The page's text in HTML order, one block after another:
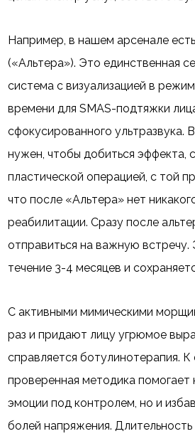
Например, в нашем арсенале
(«Альтера»). Это единственная
система с визуализацией в
времени для SMAS-подтяжки
сфокусированного ультразвука.
нужен, чтобы добиться эффекта,
пластической операцией, с той
что после «Альтера» нет
реабилитации. Сразу после
отправиться на важную
течение 3-4 месяцев и
С активными мимическими
раз и придают лицу угрюмое
справляется ботулинотерапия. К
проверенная методика помогает
эмоции под контролем, но и
болей напряжения.